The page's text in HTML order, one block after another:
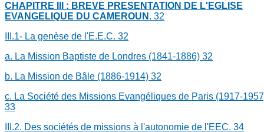
CHAPITRE III : BREVE PRESENTATION DE L'EGLISE
EVANGELIQUE DU CAMEROUN . 32
III.1- La genèse de l'E.E.C. 32
a. La Mission Baptiste de Londres (1841-1886) 32
b. La Mission de Bâle (1886-1914) 32
c. La Société des Missions Evangéliques de Paris (1917-
33
III.2. Des sociétés de missions à l'autonomie de l'EEC. 34